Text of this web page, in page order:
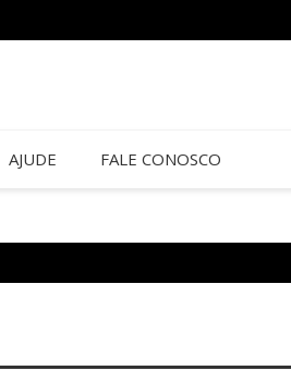
AJUDE FALE CONOSCO